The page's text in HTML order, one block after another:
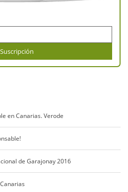
en Canarias. Verode
de Garajonay 2016